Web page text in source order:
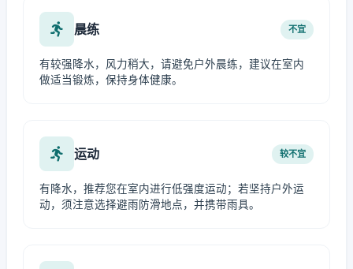
晨练 不宜
有较强降水，风力稍大，请避免户外晨练，建议在室内
做适当锻炼，保持身体健康。
运动 较不宜
有降水，推荐您在室内进行低强度运动；若坚持户外运
动，须注意选择避雨防滑地点，并携带雨具。